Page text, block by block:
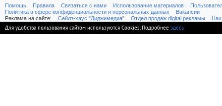
Помощь
Правила Связаться с нами Использование материалов
Политика в сфере конфиденциальности и персональных данных
Вакансии
Реклама на сайте:
Cейлз-хаус "Диджимедиа" Отдел продаж digital рекламы
Для удобства пользования сайтом используются Cookies. Подробнее здесь